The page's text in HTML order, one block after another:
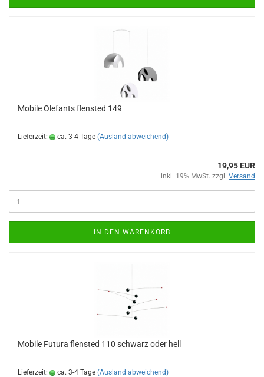
Mobile Olefants flensted 149
Lieferzeit: ca. 3-4 Tage (Ausland abweichend)
19,95 EUR
inkl. 19% MwSt. zzgl. Versand
IN DEN WARENKORB
Mobile Futura flensted 110 schwarz oder hell
Lieferzeit: ca. 3-4 Tage (Ausland abweichend)